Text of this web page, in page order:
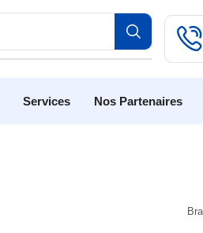
Services Nos Partenaires